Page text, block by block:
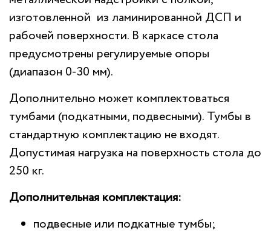
изготовленной из ламинированной ДСП и
рабочей поверхности. В каркасе стола
предусмотрены регулируемые опоры
(диапазон 0-30 мм).
Дополнительно может комплектоваться
тумбами (подкатными, подвесными). Тумбы в
стандартную комплектацию не входят.
Допустимая нагрузка на поверхность стола до
250 кг.
Дополнительная комплектация:
подвесные или подкатные тумбы;